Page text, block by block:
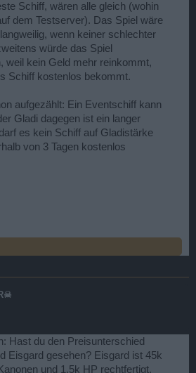
Schiff, wären alle gleich (wohin
dem Testserver). Das Spiel wäre
wenn keiner schlechter
würde das Spiel
weil kein Geld mehr reinkommt,
Schiff kostenlos bekommt.
aufgezählt: Ein Eventschiff kann
Gladi dagegen ist ein langer
es kein Schiff auf Gladistärke
von 3 Tagen kostenlos
Hast du den Preisunterschied
Eisgard gesehen? Eisgard ist 45k
und 1,5k HP rechtfertigt.